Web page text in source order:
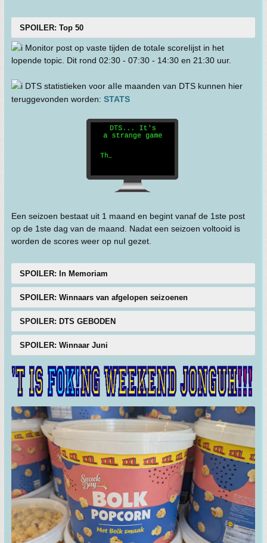
SPOILER: Top 50
Monitor post op vaste tijden de totaIe scoreIijst in het
lopende topic. Dit rond 02:30 - 07:30 - 14:30 en 21:30 uur.
DTS statistieken voor aIIe maanden van DTS kunnen hier
teruggevonden worden: STATS
Een seizoen bestaat uit 1 maand en begint vanaf de 1ste post
op de 1ste dag van de maand. Nadat een seizoen voltooid is
worden de scores weer op nuI gezet.
SPOILER: In Memoriam
SPOILER: Winnaars van afgelopen seizoenen
SPOILER: DTS GEBODEN
SPOILER: Winnaar Juni